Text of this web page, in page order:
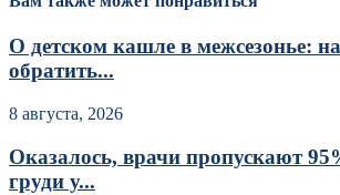
О детском кашле в межсезонье:
обратить...
8 августа, 2026
Оказалось, врачи пропускают
груди у...